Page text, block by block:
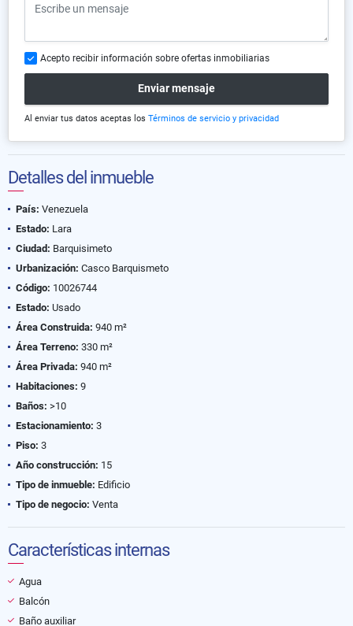
Acepto recibir información sobre ofertas inmobiliarias
Enviar mensaje
Al enviar tus datos aceptas los Términos de servicio y privacidad
Detalles del inmueble
País: Venezuela
Estado: Lara
Ciudad: Barquisimeto
Urbanización: Casco Barquismeto
Código: 10026744
Estado: Usado
Área Construida: 940 m²
Área Terreno: 330 m²
Área Privada: 940 m²
Habitaciones: 9
Baños: >10
Estacionamiento: 3
Piso: 3
Año construcción: 15
Tipo de inmueble: Edificio
Tipo de negocio: Venta
Características internas
Agua
Balcón
Baño auxiliar